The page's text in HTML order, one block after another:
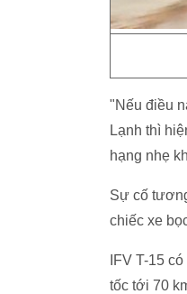
"Nếu điều
Lạnh thì
hạng nhẹ
Sự cố
chiếc xe
IFV T-15
tốc tới 70